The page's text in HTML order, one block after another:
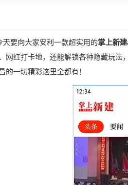
天要向大家安利一款超实用的掌上新
网红打卡地，还能解锁各种隐藏玩
的一切精彩这里全都有！